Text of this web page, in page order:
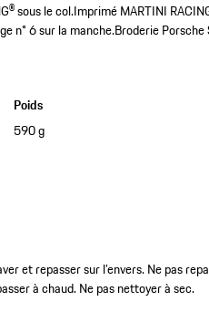
sous le col.Imprimé MARTINI
n° 6 sur la manche.Broderie
Poids
590 g
et repasser sur l’envers. Ne pas
à chaud. Ne pas nettoyer à sec.